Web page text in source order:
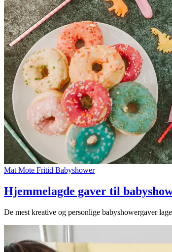
Mat Mote Fritid Babyshower
Hjemmelagde gaver til
De mest kreative og personlige babyshowergaver